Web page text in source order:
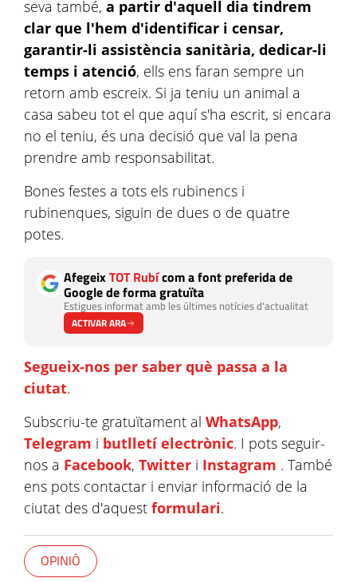
seva també, a partir d'aquell dia tindrem
clar que l'hem d'identificar i censar,
garantir-li assistència sanitària, dedicar-li
temps i atenció, ells ens faran sempre un
retorn amb escreix. Si ja teniu un animal a
casa sabeu tot el que aquí s'ha escrit, si encara
no el teniu, és una decisió que val la pena
prendre amb responsabilitat.
Bones festes a tots els rubinencs i
rubinenques, siguin de dues o de quatre
potes.
AfegeixTOT Rubícom a font preferida de
Google de forma gratuïta
Estigues informat amb les últimes notícies d'actualitat
ACTIVAR ARA
Segueix-nos per saber què passa a la
ciutat.
Subscriu-te gratuïtament al WhatsApp,
Telegram i butlletí electrònic. I pots seguir-
nos a Facebook, Twitter i Instagram . També
ens pots contactar i enviar informació de la
ciutat des d'aquest formulari.
OPINIÓ